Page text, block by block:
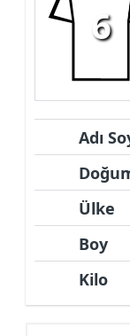
6
Adı
Ülke
Boy
Kilo